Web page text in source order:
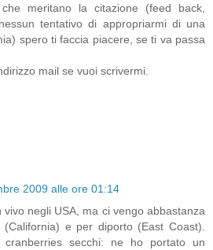
meritano la citazione (feed back,
tentativo di appropriarmi di una
spero ti faccia piacere, se ti va passa
mail se vuoi scrivermi.
2009 alle ore 01:14
negli USA, ma ci vengo abbastanza
e per diporto (East Coast).
secchi: ne ho portato un